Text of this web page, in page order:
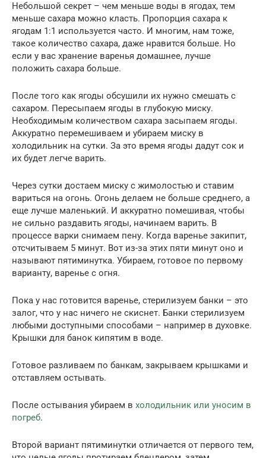
Небольшой секрет – чем меньше воды в ягодах, тем
меньше сахара можно класть. Пропорция сахара к
ягодам 1:1 используется часто. И многим, нам тоже,
такое количество сахара, даже нравится больше. Но
если у вас хранение варенья домашнее, лучше
положить сахара больше.
После того как ягоды обсушили их нужно смешать с
сахаром. Пересыпаем ягоды в глубокую миску.
Необходимым количеством сахара засыпаем ягоды.
Аккуратно перемешиваем и убираем миску в
холодильник на сутки. За это время ягоды дадут сок и
их будет легче варить.
Через сутки достаем миску с жимолостью и ставим
вариться на огонь. Огонь делаем не больше среднего, а
еще лучше маленький. И аккуратно помешивая, чтобы
не сильно раздавить ягоды, начинаем варить. В
процессе варки снимаем пену. Когда варенье закипит,
отсчитываем 5 минут. Вот из-за этих пяти минут оно и
называют пятиминутка. Убираем, готовое по первому
варианту, варенье с огня.
Пока у нас готовится варенье, стерилизуем банки – это
залог, что у нас ничего не скиснет. Банки стерилизуем
любыми доступными способами – например в духовке.
Крышки для банок кипятим в воде.
Готовое разливаем по банкам, закрываем крышками и
отставляем остывать.
После остывания убираем в холодильник или уносим в
погреб.
Второй вариант пятиминутки отличается от первого тем,